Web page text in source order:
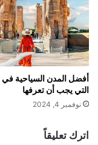
أفضل المدن السياحية في
التي يجب أن تعرفها
نوفمبر 4, 2024
اترك تعليقاً